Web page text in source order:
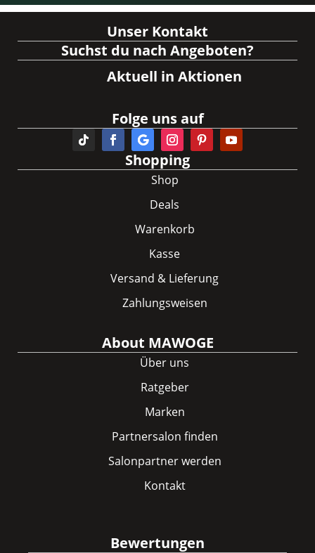
Unser Kontakt
Suchst du nach Angeboten?
Aktuell in Aktionen
Folge uns auf
Shopping
Shop
Deals
Warenkorb
Kasse
Versand & Lieferung
Zahlungsweisen
About MAWOGE
Über uns
Ratgeber
Marken
Partnersalon finden
Salonpartner werden
Kontakt
Bewertungen